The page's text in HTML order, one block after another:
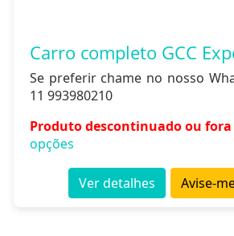
Carro completo GCC
Se preferir chame no nosso
11 993980210
Produto descontinuado ou
opções
Avise-
Ver detalhes